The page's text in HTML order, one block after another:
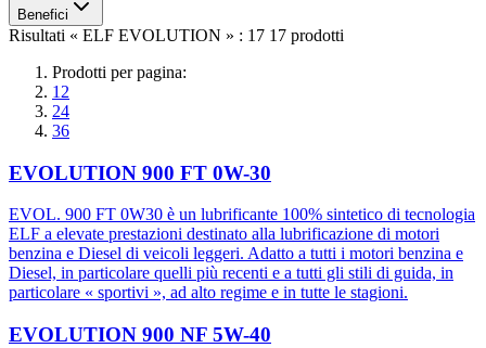
Benefici
Risultati « ELF EVOLUTION » : 17 17 prodotti
Prodotti per pagina:
12
24
36
EVOLUTION 900 FT 0W-30
EVOL. 900 FT 0W30 è un lubrificante 100% sintetico di tecnologia
ELF a elevate prestazioni destinato alla lubrificazione di motori
benzina e Diesel di veicoli leggeri. Adatto a tutti i motori benzina e
Diesel, in particolare quelli più recenti e a tutti gli stili di guida, in
particolare « sportivi », ad alto regime e in tutte le stagioni.
EVOLUTION 900 NF 5W-40